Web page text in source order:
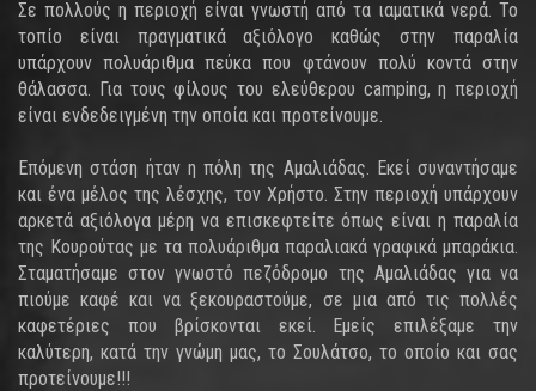
Σε πολλούς η περιοχή είναι γνωστή από τα ιαματικά νερά. Το
τοπίο είναι πραγματικά αξιόλογο καθώς στην παραλία
υπάρχουν πολυάριθμα πεύκα που φτάνουν πολύ κοντά στην
θάλασσα. Για τους φίλους του ελεύθερου camping, η περιοχή
είναι ενδεδειγμένη την οποία και προτείνουμε.
Επόμενη στάση ήταν η πόλη της Αμαλιάδας. Εκεί συναντήσαμε
και ένα μέλος της λέσχης, τον Χρήστο. Στην περιοχή υπάρχουν
αρκετά αξιόλογα μέρη να επισκεφτείτε όπως είναι η παραλία
της Κουρούτας με τα πολυάριθμα παραλιακά γραφικά μπαράκια.
Σταματήσαμε στον γνωστό πεζόδρομο της Αμαλιάδας για να
πιούμε καφέ και να ξεκουραστούμε, σε μια από τις πολλές
καφετέριες που βρίσκονται εκεί. Εμείς επιλέξαμε την
καλύτερη, κατά την γνώμη μας, το Σουλάτσο, το οποίο και σας
προτείνουμε!!!